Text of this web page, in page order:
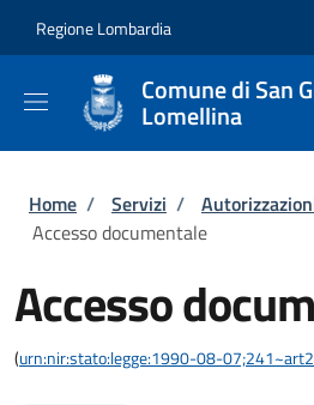
Regione Lombardia
Comune di San
Lomellina
Briciole di pane
Home / Servizi /
Accesso documentale
Accesso
(urn:nir:stato:legge:1990-08-